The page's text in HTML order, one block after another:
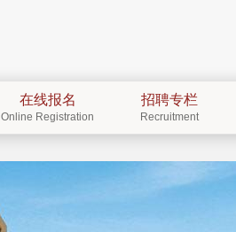
在线报名
Online Registration
招聘专栏
Recruitment